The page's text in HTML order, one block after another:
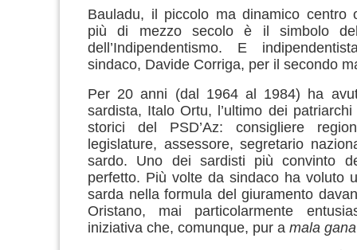
Bauladu, il piccolo ma dinamico centro
più di mezzo secolo è il simbolo
dell’Indipendentismo. E
sindaco, Davide Corriga, per il secondo
Per 20 anni (dal 1964 al 1984) ha
sardista, Italo Ortu, l’ultimo dei
storici del PSD’Az: consigliere
legislature, assessore, segretario
sardo. Uno dei sardisti più convinto
perfetto. Più volte da sindaco ha voluto
sarda nella formula del giuramento
Oristano, mai particolarmente
iniziativa che, comunque, pur a mala gana